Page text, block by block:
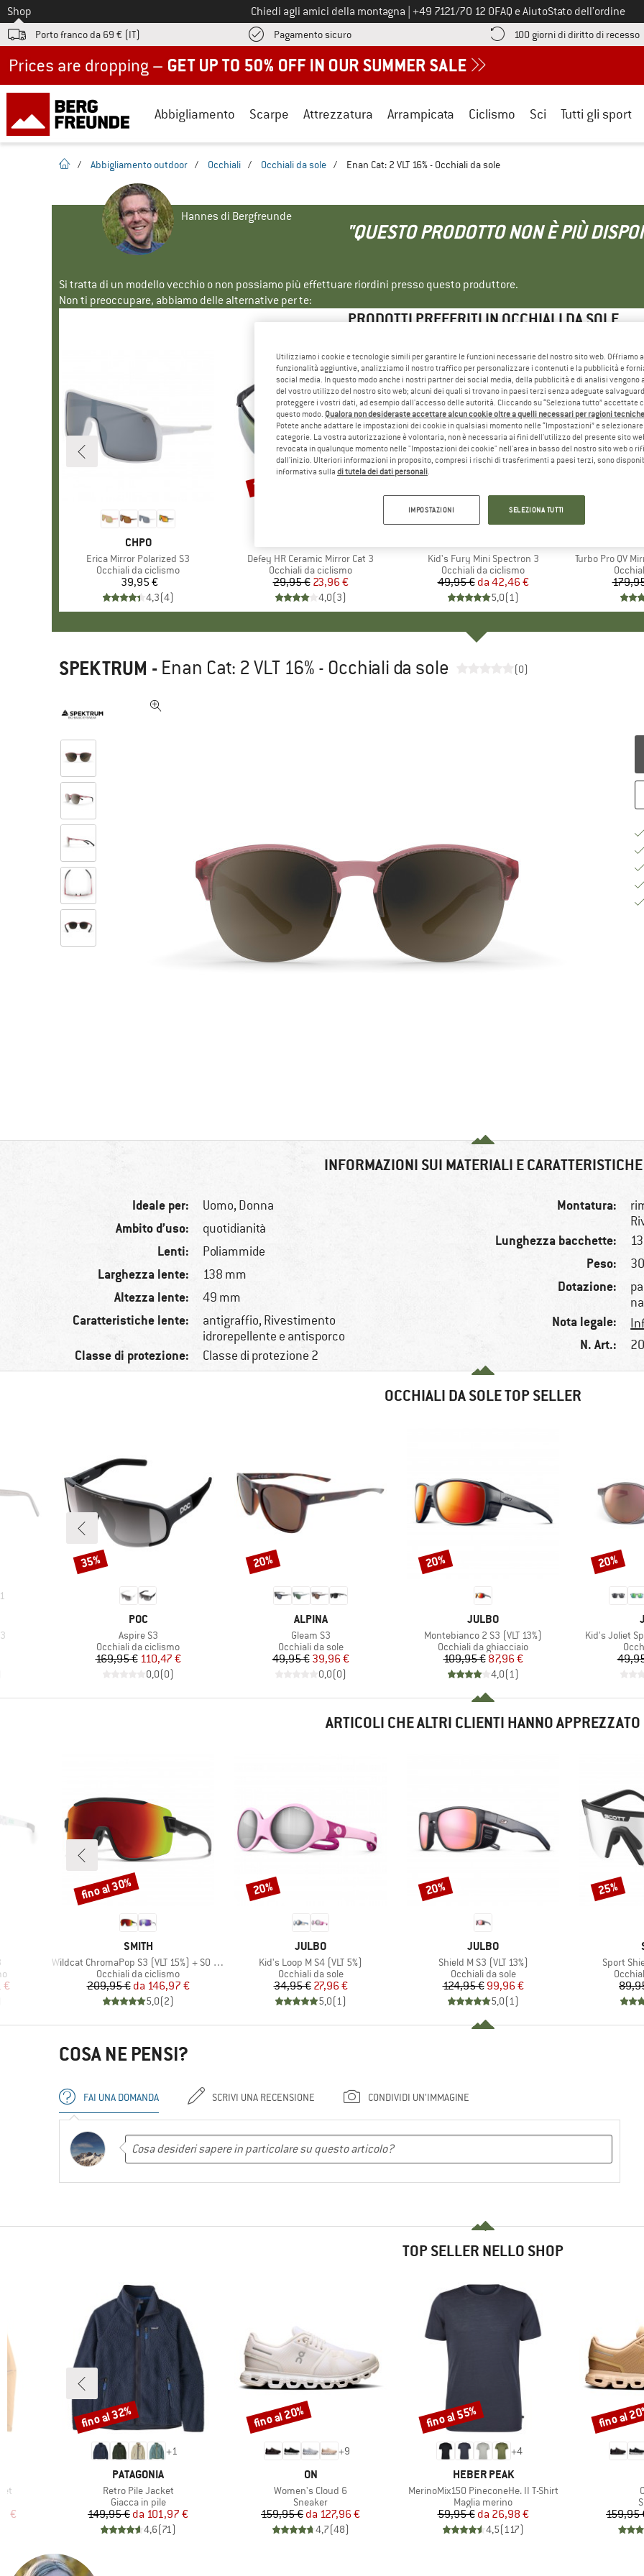
Allo
Shop Chiedi agli amici della montagna Chiamaci al numero
+49 7121/70 12 0FAQ e AiutoStato dell’ordine
Porto franco da 69 € (IT) Pagamento sicuroQui trovi le informazioni di pagamento! Si apre in una casella
100 giorni di diritto di recesso
Abbigliamento Scarpe Attrezzatura Arrampicata Ciclismo Sci Tutti gli sport
pagina iniziale
/ Abbigliamento outdoor / Occhiali / Occhiali da sole / Enan Cat: 2 VLT 16% - Occhiali da sole
Hannes di Bergfreunde
"QUESTO PRODOTTO NON È PIÙ
Si tratta di un modello vecchio o non possiamo più effettuare riordini presso questo produttore.
Non ti preoccupare, abbiamo delle alternative per te:
PRODOTTI PREFERITI IN OCCHIALI DA SOLE
MARCHIO
CHPO
Articolo
Erica Mirror Polarized S3
Gruppo di prodotti
Occhiali da ciclismo
Prezzo
39,95 €
4,3(4)
Articolo
Defey HR Ceramic Mirror Cat 3
Gruppo di prodotti
Occhiali da ciclismo
Prezzo
29,95 €Prezzo ridotto
23,96 €
4,0(3)
Sconto
20%
Articolo
Kid's Fury Mini Spectron 3
Gruppo di prodotti
Occhiali da ciclismo
Prezzo
49,95 € Prezzo ridotto
da 42,46 €
5,0(1)
fino al 15%
Articolo
Turbo Pro QV
SPEKTRUM - Enan Cat: 2 VLT 16% - Occhiali da sole (0)
INFORMAZIONI SUI MATERIALI E CARATTERISTICHE
Ideale per: Uomo, Donna
Ambito d’uso: quotidianità
Lenti: Poliammide
Larghezza lente: 138 mm
Altezza lente: 49 mm
Caratteristiche lente:
antigraffio, Rivestimento
idrorepellente e antisporco
Classe di protezione: Classe di protezione 2
Montatura:
Lunghezza bacchette:
Peso:
Dotazione:
Nota legale:
N. Art.:
OCCHIALI DA SOLE TOP SELLER
1
MARCHIO
POC
Articolo
Aspire S3
Gruppo di prodotti
Occhiali da ciclismo
Prezzo
169,95 €Prezzo ridotto
110,47 €
0,0(0)
Sconto
35%
MARCHIO
ALPINA
Articolo
Gleam S3
Gruppo di prodotti
Occhiali da sole
Prezzo
49,95 €Prezzo ridotto
39,96 €
0,0(0)
Sconto
20%
MARCHIO
JULBO
Articolo
Montebianco 2 S3 (VLT 13%)
Gruppo di prodotti
Occhiali da ghiacciaio
Prezzo
109,95 €Prezzo ridotto
87,96 €
4,0(1)
Sconto
20%
Articolo
Kid's Joliet
Sconto
20%
ARTICOLI CHE ALTRI CLIENTI HANNO APPREZZATO
€
MARCHIO
SMITH
Articolo
Wildcat ChromaPop S3 (VLT 15%) + S0 (VLT 90%)
Gruppo di prodotti
Occhiali da ciclismo
Prezzo
209,95 € Prezzo ridotto
da 146,97 €
5,0(2)
Sconto
fino al 30%
MARCHIO
JULBO
Articolo
Kid's Loop M S4 (VLT 5%)
Gruppo di prodotti
Occhiali da sole
Prezzo
34,95 €Prezzo ridotto
27,96 €
5,0(1)
Sconto
20%
MARCHIO
JULBO
Articolo
Shield M S3 (VLT 13%)
Gruppo di prodotti
Occhiali da sole
Prezzo
124,95 €Prezzo ridotto
99,96 €
5,0(1)
Sconto
20%
Articolo
Sport
Sconto
25%
COSA NE PENSI?
FAI UNA DOMANDA SCRIVI UNA RECENSIONE CONDIVIDI UN'IMMAGINE
TOP SELLER NELLO SHOP
€
+1
MARCHIO
PATAGONIA
Articolo
Retro Pile Jacket
Gruppo di prodotti
Giacca in pile
Prezzo
149,95 € Prezzo ridotto
da 101,97 €
4,6(71)
Sconto
fino al 32%
+9
MARCHIO
ON
Articolo
Women's Cloud 6
Gruppo di prodotti
Sneaker
Prezzo
159,95 € Prezzo ridotto
da 127,96 €
4,7(48)
Sconto
fino al 20%
+4
MARCHIO
HEBER PEAK
Articolo
MerinoMix150 PineconeHe. II T-Shirt
Gruppo di prodotti
Maglia merino
Prezzo
59,95 € Prezzo ridotto
da 26,98 €
4,5(117)
Sconto
fino al 55%
159,95
Sconto
fino al
Utilizziamo i cookie e tecnologie simili per garantire le funzioni necessarie del nostro sito web. Offriamo
funzionalità aggiuntive, analizziamo il nostro traffico per personalizzare i contenuti e la pubblicità e
social media. In questo modo anche i nostri partner dei social media, della pubblicità e di analisi vengono
del vostro utilizzo del nostro sito web; alcuni dei quali si trovano in paesi terzi senza adeguate
proteggere i vostri dati, ad esempio dall'accesso delle autorità. Cliccando su “Seleziona tutto” accettate
questo modo. Qualora non desideraste accettare alcun cookie oltre a quelli necessari per ragioni
Potete anche adattare le impostazioni dei cookie in qualsiasi momento nelle “Impostazioni” e
categorie. La vostra autorizzazione è volontaria, non è necessaria ai fini dell'utilizzo del presente sito
revocata in qualunque momento nelle "Impostazioni dei cookie" nell'area in basso del nostro sito web o
dall'inizio. Ulteriori informazioni in proposito, compresi i rischi di trasferimenti a paesi terzi, sono
informativa sulla di tutela dei dati personali.
IMPOSTAZIONI SELEZIONA TUTTI